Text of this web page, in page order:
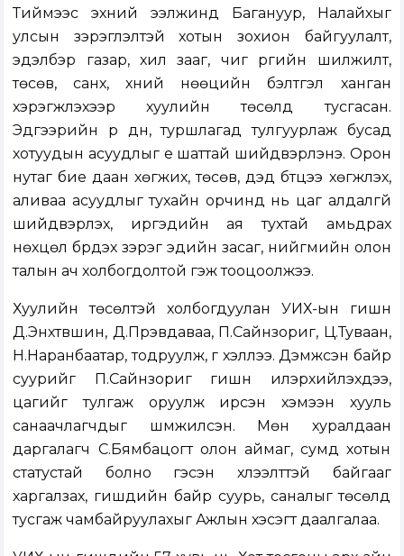
Тиймээс эхний ээлжинд Багануур, Налайхыг
улсын зэрэглэлтэй хотын зохион байгуулалт,
эдэлбэр газар, хил зааг, чиг үүргийн шилжилт,
төсөв, санхүү, хүний нөөцийн бэлтгэл ханган
хэрэгжүүлэхээр хуулийн төсөлд тусгасан.
Эдгээрийн үр дүн, туршлагад тулгуурлаж бусад
хотуудын асуудлыг үе шаттай шийдвэрлэнэ. Орон
нутаг бие даан хөгжих, төсөв, дэд бүтцээ хөгжүүлэх,
аливаа асуудлыг тухайн орчинд нь цаг алдалгүй
шийдвэрлэх, иргэдийн ая тухтай амьдрах
нөхцөл бүрдэх зэрэг эдийн засаг, нийгмийн олон
талын ач холбогдолтой гэж тооцоолжээ.
Хуулийн төсөлтэй холбогдуулан УИХ-ын гишүүн
Д.Энхтүвшин, Д.Пүрэвдаваа, П.Сайнзориг, Ц.Туваан,
Н.Наранбаатар, тодруулж, үг хэллээ. Дэмжсэн байр
суурийг П.Сайнзориг гишүүн илэрхийлэхдээ,
цагийг тулгаж оруулж ирсэн хэмээн хууль
санаачлагчдыг шүүмжилсэн. Мөн хуралдаан
даргалагч С.Бямбацогт олон аймаг, сумд хотын
статустай болно гэсэн хүлээлттэй байгааг
харгалзах, гишүүдийн байр суурь, саналыг төсөлд
тусгаж чамбайруулахыг Ажлын хэсэгт даалгалаа.